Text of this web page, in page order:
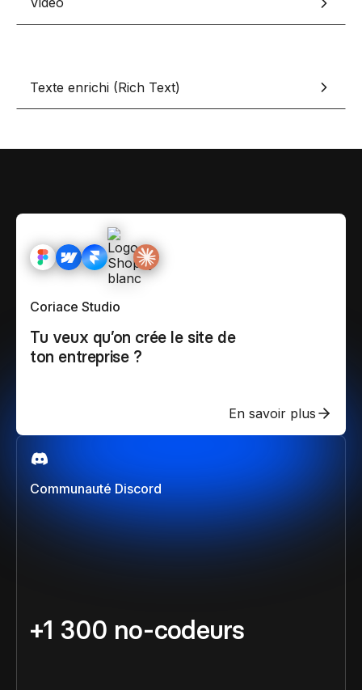
Texte enrichi (Rich Text)
Communauté Discord
+1 300 no-codeurs
Coriace Studio
Tu veux qu’on crée le site de
ton entreprise ?
En savoir plus